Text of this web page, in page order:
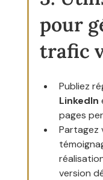
pour
trafic
Publiez
LinkedIn
pages
Partagez
version